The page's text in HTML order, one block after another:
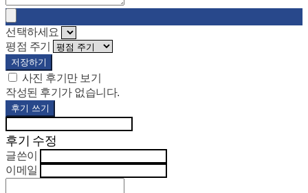
선택하세요
평점 주기
저장하기
사진 후기만 보기
작성된 후기가 없습니다.
후기 쓰기
후기 수정
글쓴이
이메일